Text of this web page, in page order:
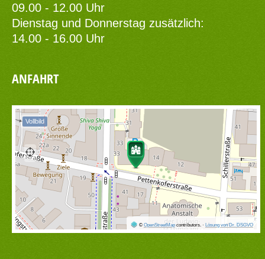
09.00 - 12.00 Uhr
Dienstag und Donnerstag zusätzlich:
14.00 - 16.00 Uhr
ANFAHRT
© OpenStreetMapcontributors. · Lösung von Dr. DSGVO
Vollbild